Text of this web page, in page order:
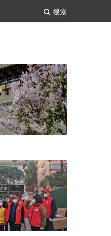
搜索